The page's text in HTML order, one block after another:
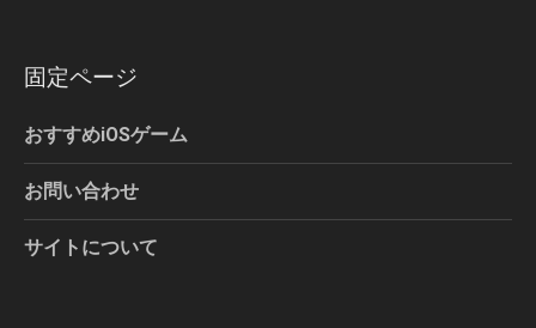
固定ページ
おすすめiOSゲーム
お問い合わせ
サイトについて